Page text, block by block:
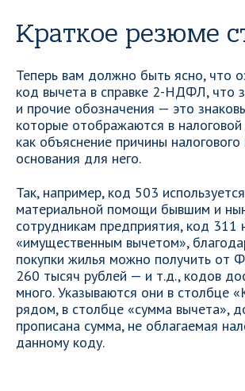
Краткое резюме
Теперь вам должно быть ясно, что
код вычета в справке 2-НДФЛ, что
и прочие обозначения — это
которые отображаются в
как объяснение причины
основания для него.
Так, например, код 503
материальной помощи бывшим и
сотрудникам предприятия, код 311
«имущественным вычетом»,
покупки жилья можно получить от
260 тысяч рублей — и т.д., кодов
много. Указываются они в столбце
рядом, в столбце «сумма вычета»,
прописана сумма, не облагаемая
данному коду.